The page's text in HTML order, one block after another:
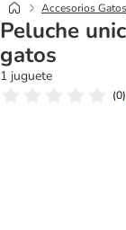
Accesorios Gatos
Peluche
gatos
1 juguete
(0)